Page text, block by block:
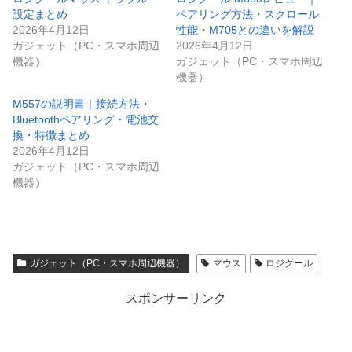
設定まとめ
2026年4月12日
ガジェット（PC・スマホ周辺
機器）
ペアリング方法・スクロール
性能・M705との違いを解説
2026年4月12日
ガジェット（PC・スマホ周辺
機器）
M557の説明書｜接続方法・
Bluetoothペアリング・電池交
換・特徴まとめ
2026年4月12日
ガジェット（PC・スマホ周辺
機器）
ガジェット（PC・スマホ周辺機器） マウス ロジクール
スポンサーリンク